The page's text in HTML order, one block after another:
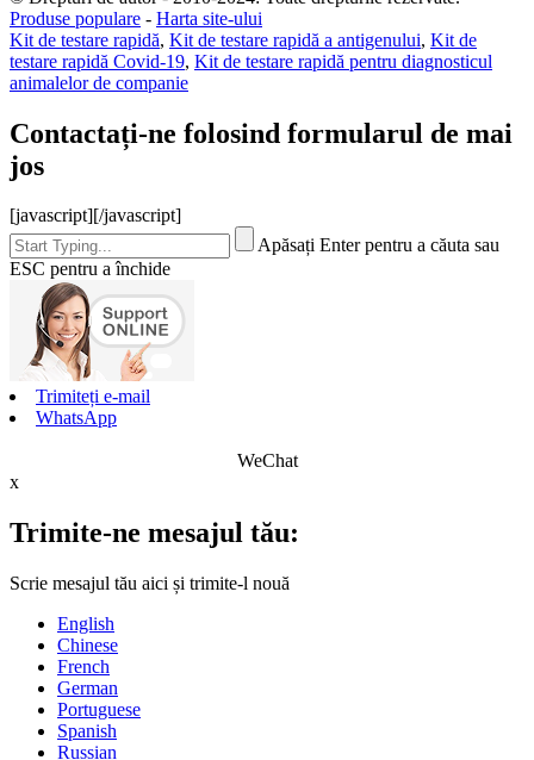
Produse populare - Harta site-ului
Kit de testare rapidă, Kit de testare rapidă a antigenului, Kit de
testare rapidă Covid-19, Kit de testare rapidă pentru diagnosticul
animalelor de companie
Contactați-ne folosind formularul de mai
jos
[javascript] [/javascript]
Apăsați Enter pentru a căuta sau
ESC pentru a închide
Trimiteți e-mail
WhatsApp
WeChat
x
Trimite-ne mesajul tău:
Scrie mesajul tău aici și trimite-l nouă
English
Chinese
French
German
Portuguese
Spanish
Russian